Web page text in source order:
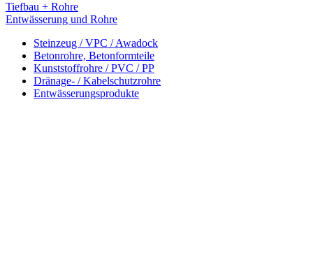
Tiefbau + Rohre
Entwässerung und Rohre
Steinzeug / VPC / Awadock
Betonrohre, Betonformteile
Kunststoffrohre / PVC / PP
Dränage- / Kabelschutzrohre
Entwässerungsprodukte